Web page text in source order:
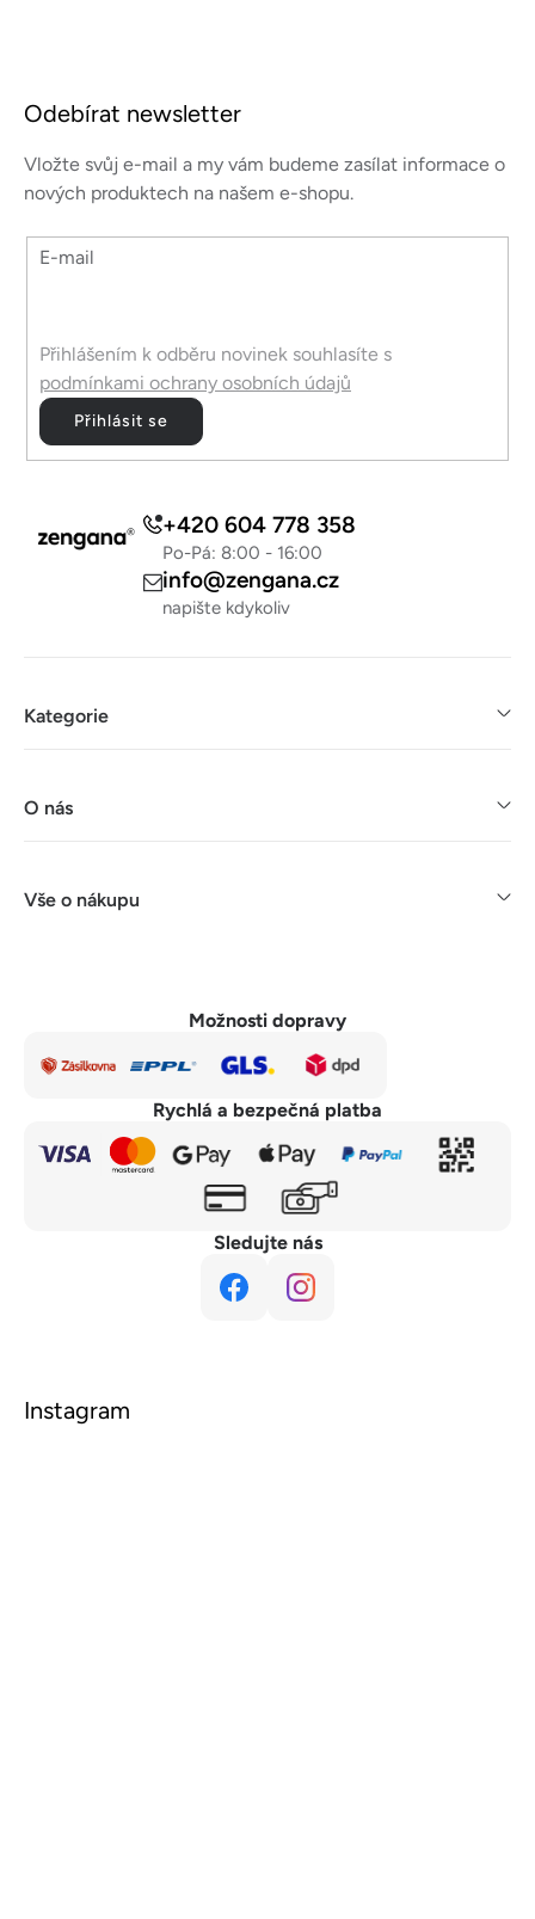
Odebírat newsletter
Vložte svůj e-mail a my vám budeme zasílat informace o
nových produktech na našem e-shopu.
E-mail
Přihlášením k odběru novinek souhlasíte s
podmínkami ochrany osobních údajů
Přihlásit se
+420 604 778 358
Po-Pá: 8:00 - 16:00
info@zengana.cz
napište kdykoliv
Kategorie
O nás
Vše o nákupu
Možnosti dopravy
Rychlá a bezpečná platba
Sledujte nás
Instagram